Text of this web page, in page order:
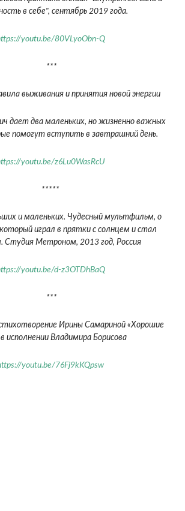
в себе", сентябрь 2019 года.
youtu.be/80VLyoObn-Q
***
выживания и принятия новой энергии
дает два маленьких, но жизненно важных
помогут вступить в завтрашний день.
youtu.be/z6Lu0WasRcU
*****
и маленьких. Чудесный мультфильм, о
играл в прятки с солнцем и стал
Студия Метроном, 2013 год, Россия
youtu.be/d-z3OTDhBaQ
***
Ирины Самариной «Хорошие
исполнении Владимира Борисова
youtu.be/76Fj9kKQpsw